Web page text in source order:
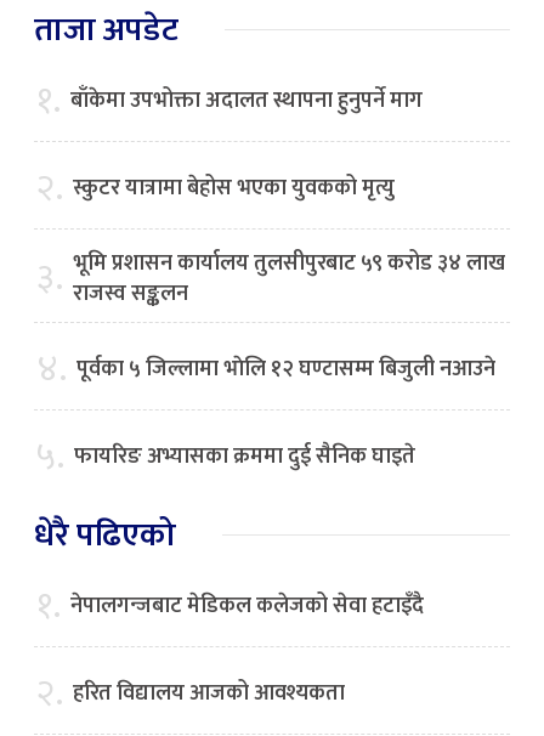
ताजा अपडेट
१. बाँकेमा उपभोक्ता अदालत स्थापना हुनुपर्ने माग
२. स्कुटर यात्रामा बेहोस भएका युवकको मृत्यु
३. भूमि प्रशासन कार्यालय तुलसीपुरबाट ५९ करोड ३४ लाख
राजस्व सङ्कलन
४. पूर्वका ५ जिल्लामा भाेलि १२ घण्टासम्म बिजुली नआउने
५. फायरिङ अभ्यासका क्रममा दुई सैनिक घाइते
धेरै पढिएको
१. नेपालगन्जबाट मेडिकल कलेजको सेवा हटाइँदै
२. हरित विद्यालय आजको आवश्यकता